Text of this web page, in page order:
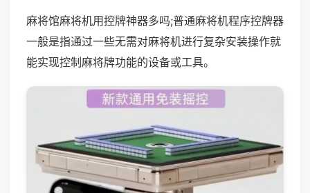
麻将馆麻将机用控牌神器多吗;普通麻将机程序控牌器
一般是指通过一些无需对麻将机进行复杂安装操作就
能实现控制麻将牌功能的设备或工具。